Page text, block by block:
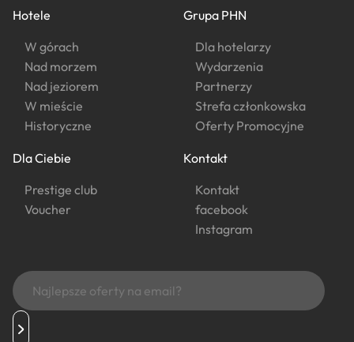
Hotele
W górach
Nad morzem
Nad jeziorem
W mieście
Historyczne
Grupa PHN
Dla hotelarzy
Wydarzenia
Partnerzy
Strefa członkowska
Oferty Promocyjne
Dla Ciebie
Prestige club
Voucher
Kontakt
Kontakt
facebook
Instagram